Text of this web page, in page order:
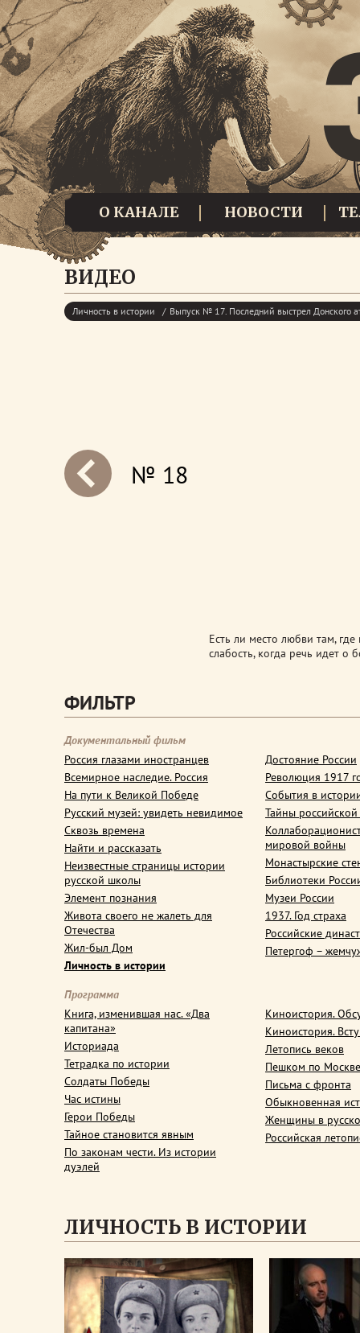
О КАНАЛЕ НОВОСТИ
ВИДЕО
Личность в истории Выпуск № 17. Последний выстрел Донского
№ 18
Есть ли место любви там,
слабость, когда речь идет
ФИЛЬТР
Документальный фильм
Россия глазами иностранцев
Всемирное наследие. Россия
На пути к Великой Победе
Русский музей: увидеть невидимое
Сквозь времена
Найти и рассказать
Неизвестные страницы истории
русской школы
Элемент познания
Живота своего не жалеть для
Отечества
Жил-был Дом
Личность в истории
Достояние России
Революция 1917
События в
Тайны
мировой войны
Монастырские
Библиотеки
Музеи России
1937. Год страха
Российские
Петергоф –
Программа
Книга, изменившая нас. «Два
капитана»
Историада
Тетрадка по истории
Солдаты Победы
Час истины
Герои Победы
Тайное становится явным
По законам чести. Из истории
дуэлей
Киноистория.
Киноистория.
Летопись веков
Пешком по Москве
Письма с фронта
Обыкновенная
Женщины в
Российская
ЛИЧНОСТЬ В ИСТОРИИ